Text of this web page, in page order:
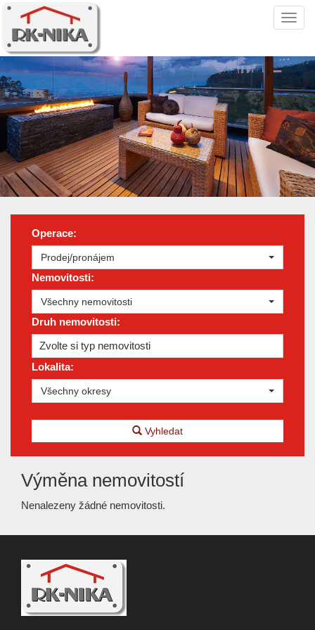
Operace:
Prodej/pronájem
Nemovitosti:
Všechny nemovitosti
Druh nemovitosti:
Zvolte si typ nemovitosti
Lokalita:
Všechny okresy
Vyhledat
Výměna nemovitostí
Nenalezeny žádné nemovitosti.